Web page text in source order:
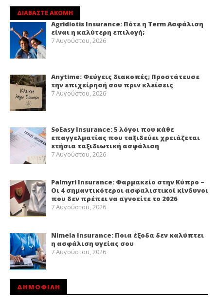
ΔΙΑΒΑΣΤΕ ΑΚΟΜΗ
Agridiotis Insurance: Πότε η Term Ασφάλιση
είναι η καλύτερη επιλογή;
7 Αυγούστου, 2026
Anytime: Φεύγεις διακοπές; Προστάτευσε
την επιχείρησή σου πριν κλείσεις
7 Αυγούστου, 2026
SoEasy Insurance: 5 λόγοι που κάθε
επαγγελματίας που ταξιδεύει χρειάζεται
ετήσια ταξιδιωτική ασφάλιση
7 Αυγούστου, 2026
Palmyri Insurance: Φαρμακείο στην Κύπρο –
Οι 4 σημαντικότεροι ασφαλιστικοί κίνδυνοι
που δεν πρέπει να αγνοείτε το 2026
7 Αυγούστου, 2026
Nimela Insurance: Ποια έξοδα δεν καλύπτει
η ασφάλιση υγείας σου
7 Αυγούστου, 2026
ΔΗΜΟΦΙΛΗ